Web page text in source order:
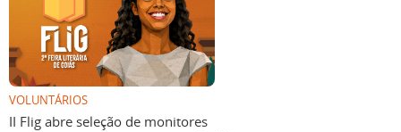
VOLUNTÁRIOS
II Flig abre seleção de monitores